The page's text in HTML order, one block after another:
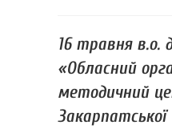
16 травня в.о.
«Обласний
методичний
Закарпатської